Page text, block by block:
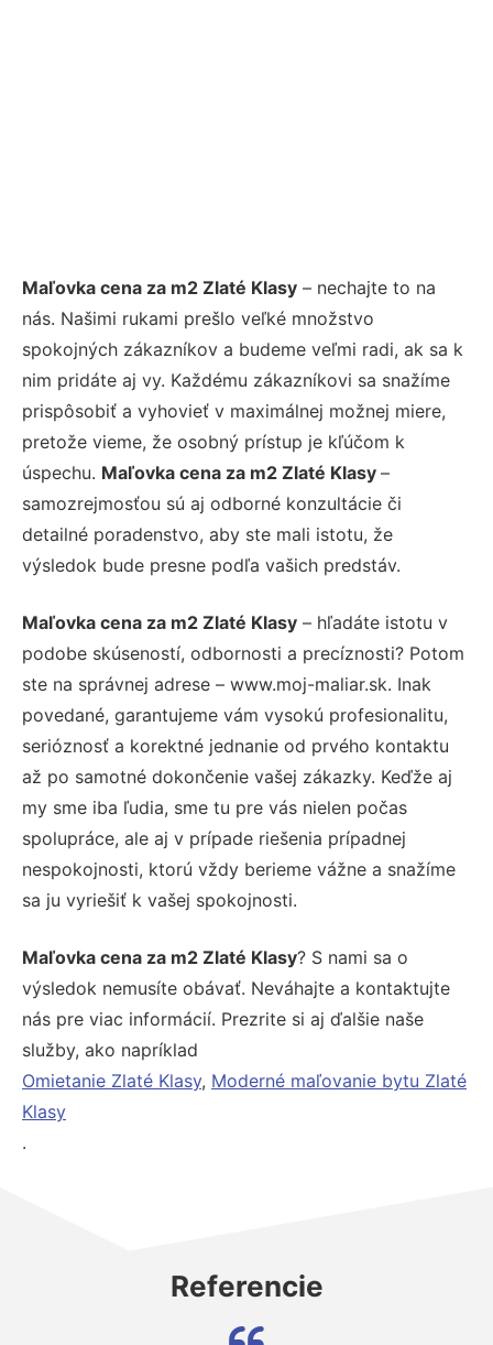
Maľovka cena za m2 Zlaté Klasy – nechajte to na
nás. Našimi rukami prešlo veľké množstvo
spokojných zákazníkov a budeme veľmi radi, ak sa k
nim pridáte aj vy. Každému zákazníkovi sa snažíme
prispôsobiť a vyhovieť v maximálnej možnej miere,
pretože vieme, že osobný prístup je kľúčom k
úspechu. Maľovka cena za m2 Zlaté Klasy –
samozrejmosťou sú aj odborné konzultácie či
detailné poradenstvo, aby ste mali istotu, že
výsledok bude presne podľa vašich predstáv.
Maľovka cena za m2 Zlaté Klasy – hľadáte istotu v
podobe skúseností, odbornosti a precíznosti? Potom
ste na správnej adrese – www.moj-maliar.sk. Inak
povedané, garantujeme vám vysokú profesionalitu,
serióznosť a korektné jednanie od prvého kontaktu
až po samotné dokončenie vašej zákazky. Keďže aj
my sme iba ľudia, sme tu pre vás nielen počas
spolupráce, ale aj v prípade riešenia prípadnej
nespokojnosti, ktorú vždy berieme vážne a snažíme
sa ju vyriešiť k vašej spokojnosti.
Maľovka cena za m2 Zlaté Klasy? S nami sa o
výsledok nemusíte obávať. Neváhajte a kontaktujte
nás pre viac informácií. Prezrite si aj ďalšie naše
služby, ako napríklad
Omietanie Zlaté Klasy, Moderné maľovanie bytu Zlaté
Klasy
.
Referencie